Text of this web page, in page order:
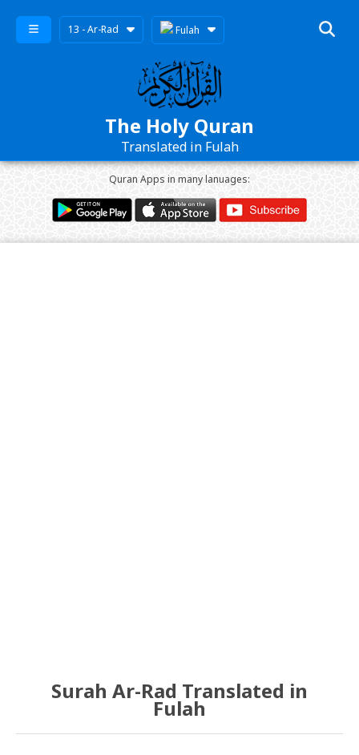
13 - Ar-Rad Fulah
The Holy Quran
Translated in Fulah
Quran Apps in many lanuages:
Surah Ar-Rad Translated in
Fulah